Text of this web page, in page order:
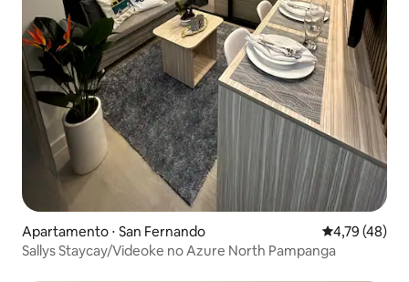
Apartamento ⋅ San Fernando 4,79 de uma
4,79 (48)
Sallys Staycay/Videoke no Azure North Pampanga